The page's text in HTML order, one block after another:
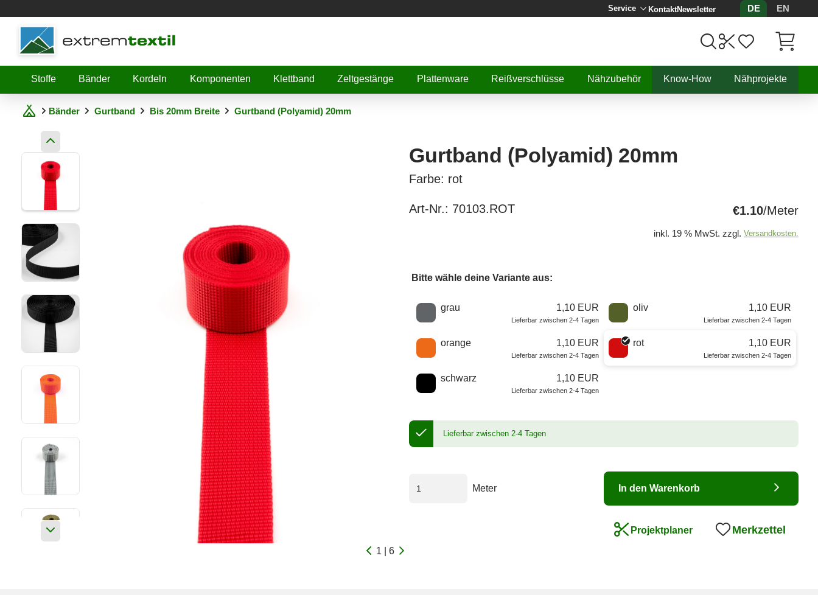
Service KontaktNewsletter DE
EN
Shopware
Stoffe
Bänder Kordeln Komponenten Klettband Zeltgestänge Plattenware Reißverschlüsse Nähzubehör Know-How Nähprojekte
Bänder Gurtband Bis 20mm Breite Gurtband (Polyamid) 20mm
1 | 6
Gurtband (Polyamid) 20mm
Farbe: rot
Art-Nr.: 70103.ROT €1.10/Meter
inkl. 19 % MwSt. zzgl. Versandkosten.
Bitte wähle deine Variante aus:
Wähle eine Farbe
grau 1,10 EUR
Lieferbar zwischen 2-4 Tagen
oliv 1,10 EUR
Lieferbar zwischen 2-4 Tagen
orange 1,10 EUR
Lieferbar zwischen 2-4 Tagen
rot 1,10 EUR
Lieferbar zwischen 2-4 Tagen
schwarz 1,10 EUR
Lieferbar zwischen 2-4 Tagen
Lieferbar zwischen 2-4 Tagen
Meter In den Warenkorb
Projektplaner Merkzettel